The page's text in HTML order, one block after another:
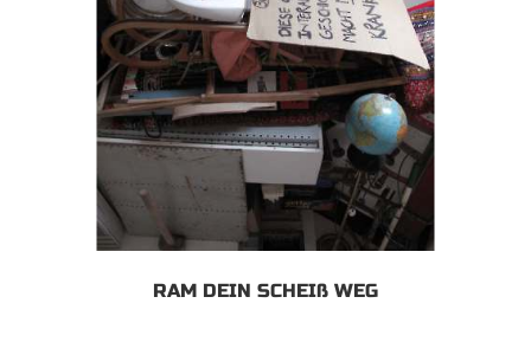
RAM DEIN SCHEIß WEG